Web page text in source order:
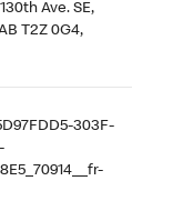
Ave. SE,
T2Z 0G4,
303F-